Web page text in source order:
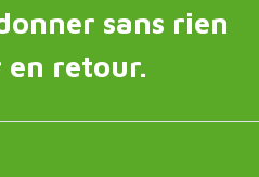
sans rien
en retour.